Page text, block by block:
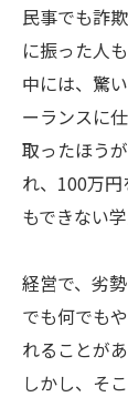
民事でも詐
に振った人
中には、驚
ーランスに
取ったほう
れ、100万
もできない
経営で、劣
でも何でも
れることがあ
しかし、そ